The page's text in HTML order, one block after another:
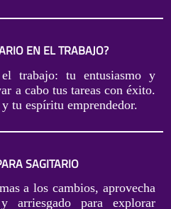
EN EL TRABAJO?
trabajo: tu entusiasmo y
a cabo tus tareas con éxito.
tu espíritu emprendedor.
SAGITARIO
a los cambios, aprovecha
arriesgado para explorar